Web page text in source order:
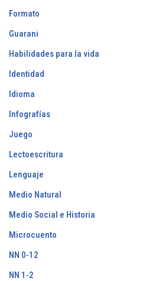
Formato
Guarani
Habilidades para la vida
Identidad
Idioma
Infografías
Juego
Lectoescritura
Lenguaje
Medio Natural
Medio Social e Historia
Microcuento
NN 0-12
NN 1-2